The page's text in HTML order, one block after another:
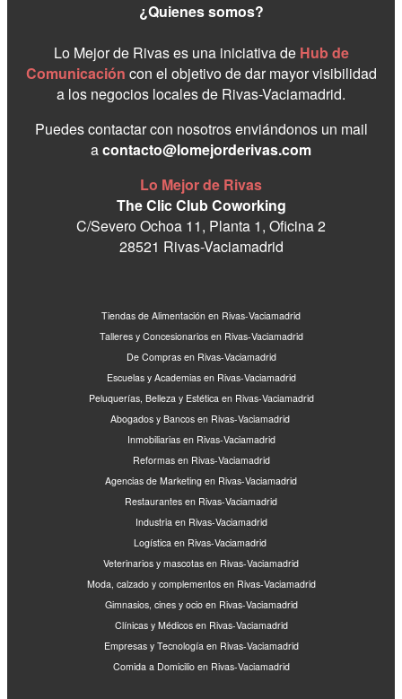
¿Quienes somos?
Lo Mejor de Rivas es una iniciativa de Hub de
Comunicación con el objetivo de dar mayor visibilidad
a los negocios locales de Rivas-Vaciamadrid.
Puedes contactar con nosotros enviándonos un mail
acontacto@lomejorderivas.com
Lo Mejor de Rivas
The Clic Club Coworking
C/Severo Ochoa 11, Planta 1, Oficina 2
28521 Rivas-Vaciamadrid
Tiendas de Alimentación en Rivas-Vaciamadrid
Talleres y Concesionarios en Rivas-Vaciamadrid
De Compras en Rivas-Vaciamadrid
Escuelas y Academias en Rivas-Vaciamadrid
Peluquerías, Belleza y Estética en Rivas-Vaciamadrid
Abogados y Bancos en Rivas-Vaciamadrid
Inmobiliarias en Rivas-Vaciamadrid
Reformas en Rivas-Vaciamadrid
Agencias de Marketing en Rivas-Vaciamadrid
Restaurantes en Rivas-Vaciamadrid
Industria en Rivas-Vaciamadrid
Logística en Rivas-Vaciamadrid
Veterinarios y mascotas en Rivas-Vaciamadrid
Moda, calzado y complementos en Rivas-Vaciamadrid
Gimnasios, cines y ocio en Rivas-Vaciamadrid
Clínicas y Médicos en Rivas-Vaciamadrid
Empresas y Tecnología en Rivas-Vaciamadrid
Comida a Domicilio en Rivas-Vaciamadrid